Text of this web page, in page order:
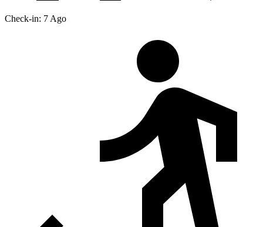
Check-in: 7 Ago